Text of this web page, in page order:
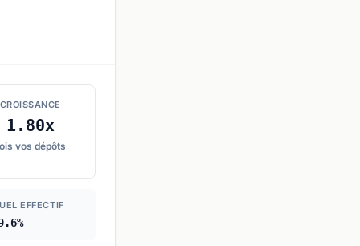
CROISSANCE
1.80x
vos dépôts
EFFECTIF